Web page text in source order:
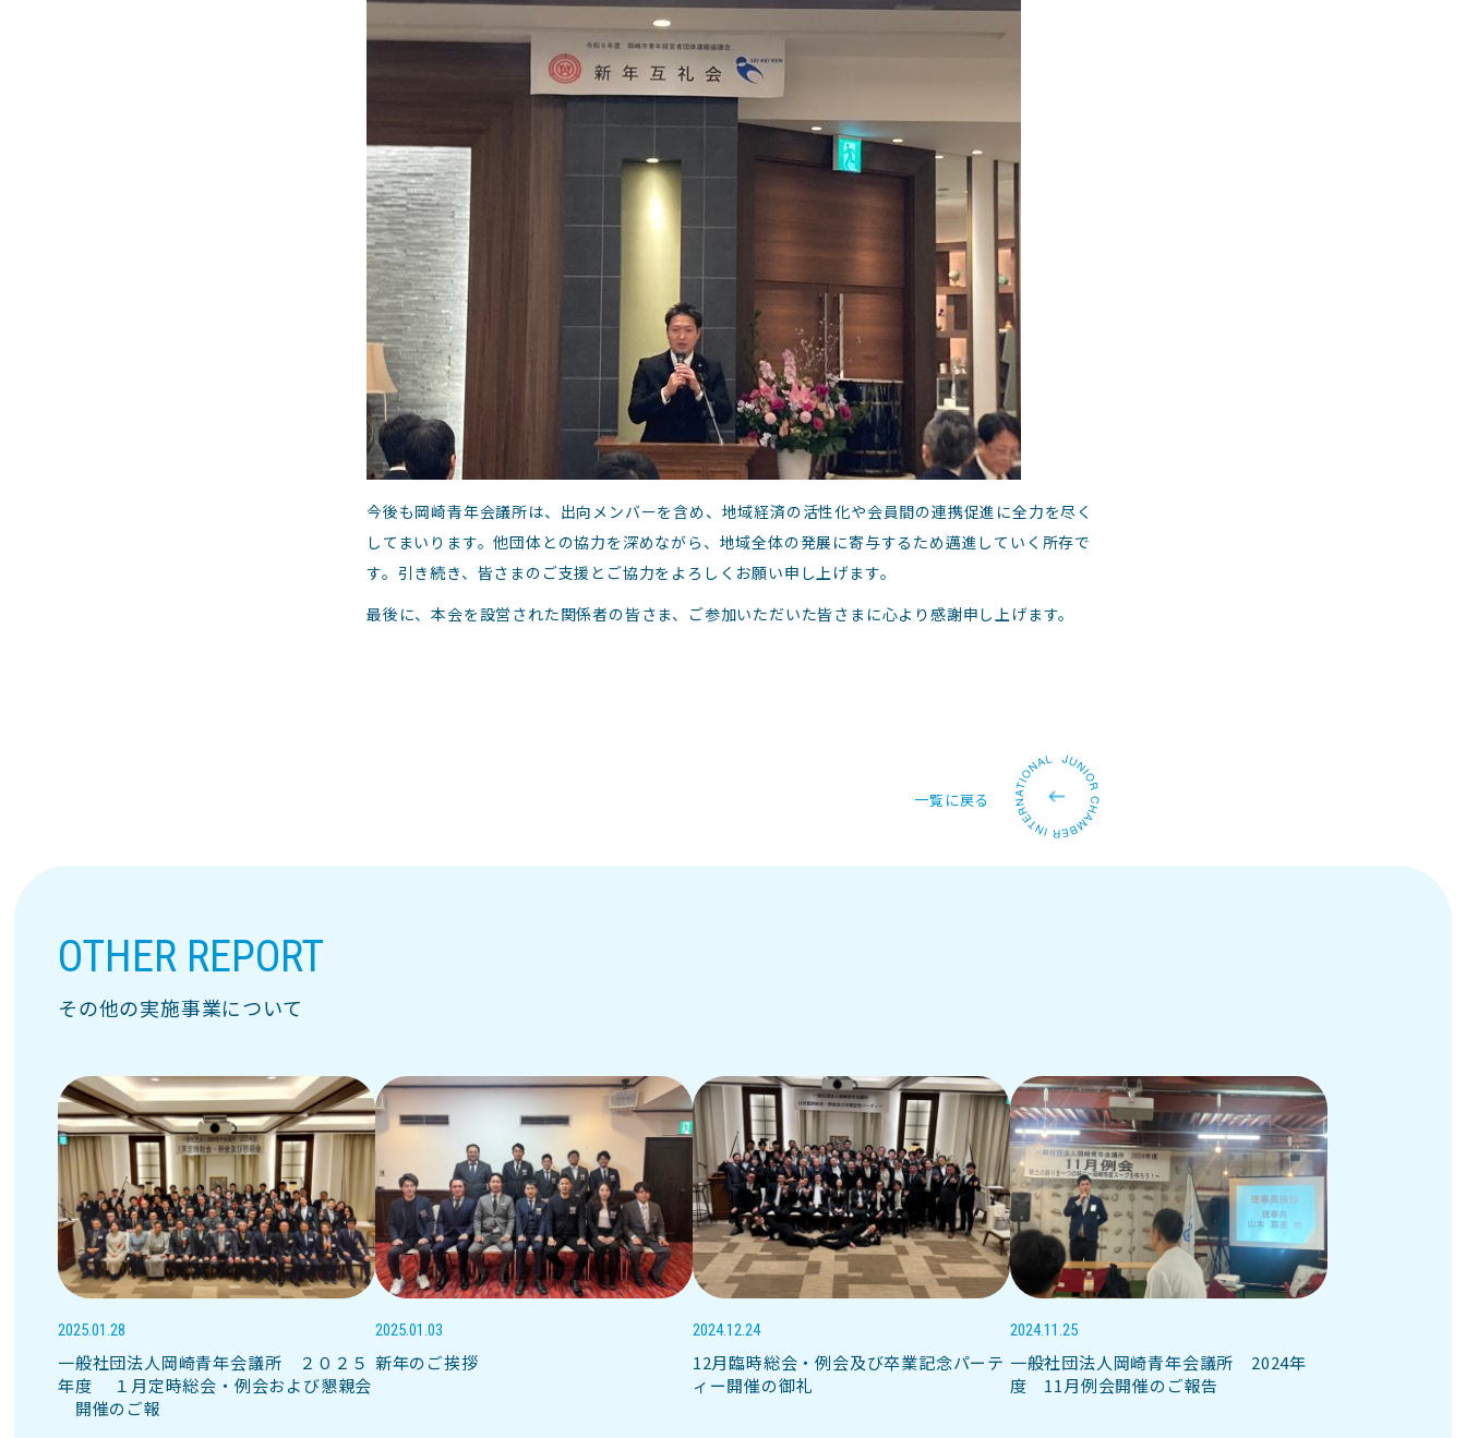
今後も岡崎青年会議所は、出向メンバーを含め、地域経済の活性化や会員間の連携促進に全力を尽く
してまいります。他団体との協力を深めながら、地域全体の発展に寄与するため邁進していく所存で
す。引き続き、皆さまのご支援とご協力をよろしくお願い申し上げます。
最後に、本会を設営された関係者の皆さま、ご参加いただいた皆さまに心より感謝申し上げます。
一覧に戻る
OTHER REPORT
その他の実施事業について
2025.01.28
一般社団法人岡崎青年会議所 ２０２５
年度 １月定時総会・例会および懇親会
開催のご報
2025.01.03
新年のご挨拶
2024.12.24
12月臨時総会・例会及び卒業記念パーテ
ィー開催の御礼
2024.11.25
一般社団法人岡崎青年会議所 2024年
度 11月例会開催のご報告